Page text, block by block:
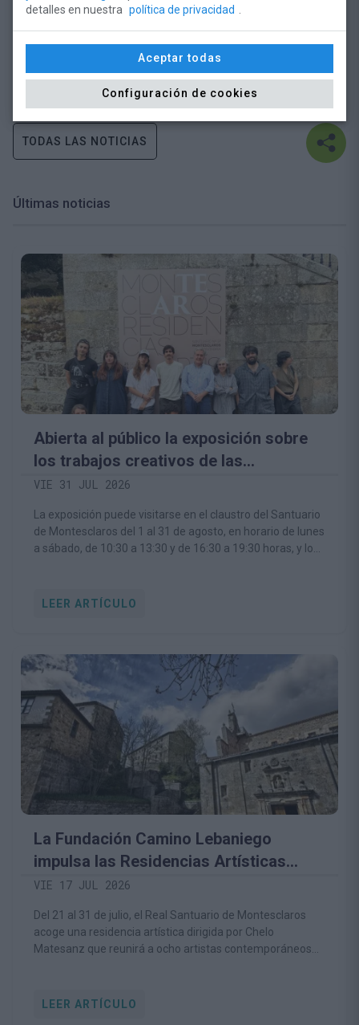
El premio es una estatua de bronce, obra de la artista cántabra
Mercedes Rodríguez Elvira, que representa unas alas de ángel,
muy frecuentes en la iconografía de Beato, que protegen el
Monasterio de Santo Toribio de Liébana y el entorno montañoso
TODAS LAS NOTICIAS
Últimas noticias
Abierta al público la exposición sobre
los trabajos creativos de las
Residencias Artísticas Montesclaros
VIE 31 JUL 2026
La exposición puede visitarse en el claustro del Santuario
de Montesclaros del 1 al 31 de agosto, en horario de lunes
a sábado, de 10:30 a 13:30 y de 16:30 a 19:30 horas, y los
LEER ARTÍCULO
La Fundación Camino Lebaniego
impulsa las Residencias Artísticas
Montesclaros para convertir el
patrimonio religioso y natural en motor
de creación contemporánea
VIE 17 JUL 2026
Del 21 al 31 de julio, el Real Santuario de Montesclaros
acoge una residencia artística dirigida por Chelo
Matesanz que reunirá a ocho artistas contemporáneos
LEER ARTÍCULO
detalles en nuestra política de privacidad
Aceptar todas
Configuración de cookies